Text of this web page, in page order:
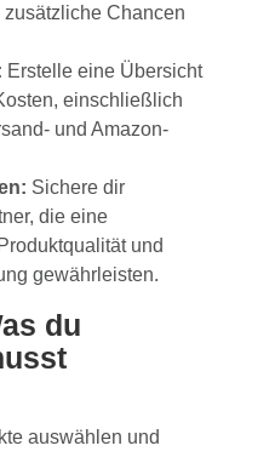
Chancen
Erstelle eine Übersicht
einschließlich
und Amazon-
Sichere dir
die eine
und
gewährleisten.
du
auswählen und